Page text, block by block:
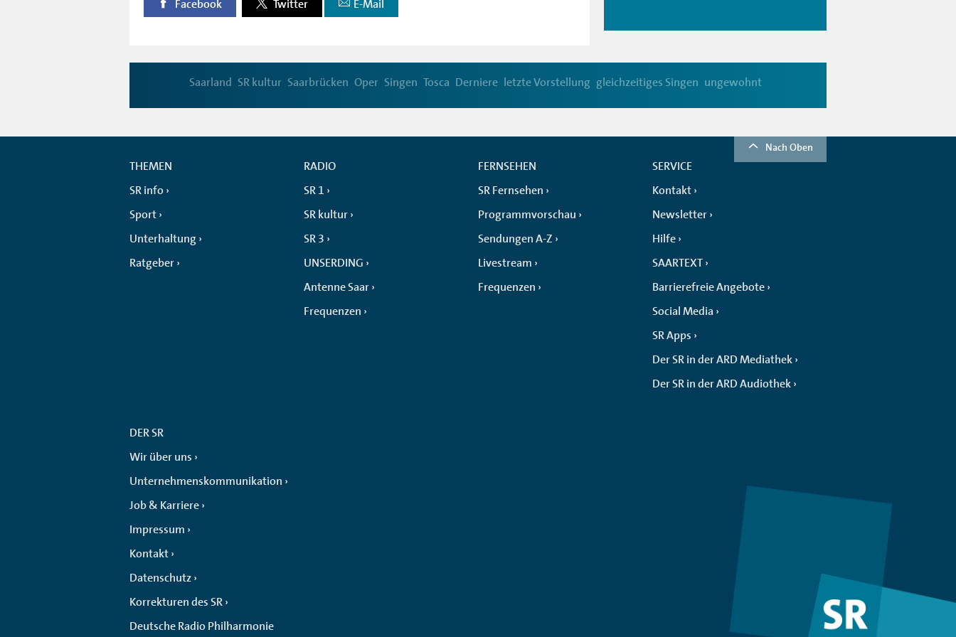
Facebook Twitter E-Mail
Saarland SR kultur Saarbrücken Oper Singen Tosca Derniere letzte Vorstellung gleichzeitiges Singen ungewohnt
Nach Oben
THEMEN
SR info
Sport
Unterhaltung
Ratgeber
RADIO
SR 1
SR kultur
SR 3
UNSERDING
Antenne Saar
Frequenzen
FERNSEHEN
SR Fernsehen
Programmvorschau
Sendungen A-Z
Livestream
Frequenzen
SERVICE
Kontakt
Newsletter
Hilfe
SAARTEXT
Barrierefreie Angebote
Social Media
SR Apps
Der SR in der ARD Mediathek
Der SR in der ARD Audiothek
DER SR
Wir über uns
Unternehmenskommunikation
Job & Karriere
Impressum
Kontakt
Datenschutz
Korrekturen des SR
Deutsche Radio Philharmonie